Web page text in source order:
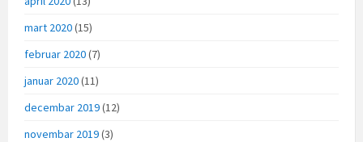
mart 2020(15)
februar 2020(7)
januar 2020(11)
decembar 2019(12)
novembar 2019(3)